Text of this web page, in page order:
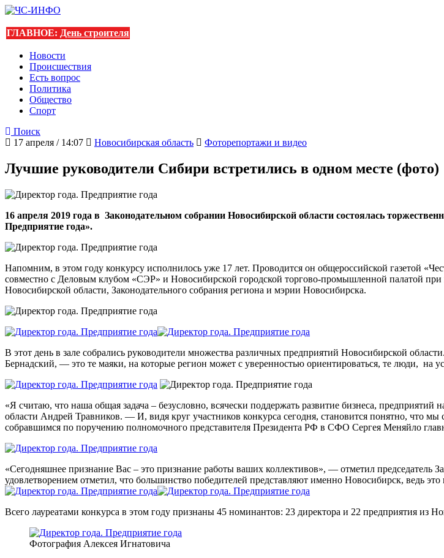
ГЛАВНОЕ: День строителя
Новости
Происшествия
Есть вопрос
Политика
Общество
Спорт
Поиск
17 апреля / 14:07
Новосибирская область Фоторепортажи и видео
Лучшие руководители Сибири встретились в одном месте (фото)
16 апреля 2019 года в Законодательном собрании Новосибирской области состоялась
Предприятие года».
Напомним, в этом году конкурсу исполнилось уже 17 лет. Проводится он общероссийской газетой
совместно с Деловым клубом «СЭР» и Новосибирской городской торгово-промышленной палатой
Новосибирской области, Законодательного собрания региона и мэрии Новосибирска.
В этот день в зале собрались руководители множества различных предприятий Новосибирской
Бернадский, — это те маяки, на которые регион может с уверенностью ориентироваться, те люди, на
«Я считаю, что наша общая задача – безусловно, всячески поддержать развитие бизнеса,
области Андрей Травников. — И, видя круг участников конкурса сегодня, становится понятно, что
собравшимся по поручению полномочного представителя Президента РФ в СФО Сергея Меняйло
«Сегодняшнее признание Вас – это признание работы ваших коллективов», — отметил
удовлетворением отметил, что большинство победителей представляют именно Новосибирск, ведь
Всего лауреатами конкурса в этом году признаны 45 номинантов: 23 директора и 22 предприятия из
Фотография Алексея Игнатовича